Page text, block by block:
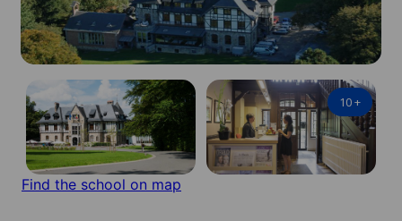
10+
Find the school on map